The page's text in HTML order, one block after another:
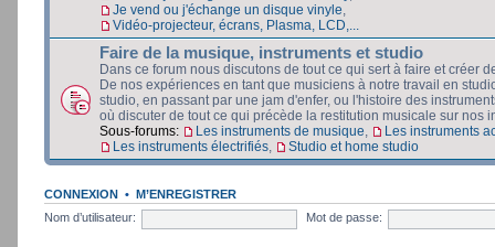
Je vend ou j'échange un disque vinyle
Vidéo-projecteur, écrans, Plasma, LCD,...
Faire de la musique, instruments et studio
Dans ce forum nous discutons de tout ce qui sert à faire et créer
De nos expériences en tant que musiciens à notre travail en
studio, en passant par une jam d'enfer, ou l'histoire des
où discuter de tout ce qui précède la restitution musicale sur nos
Sous-forums:
Les instruments de musique
Les instruments
Les instruments électrifiés
Studio et home studio
CONNEXION • M’ENREGISTRER
Nom d’utilisateur:
Mot de passe: